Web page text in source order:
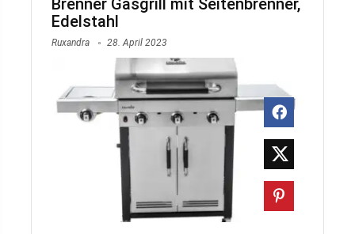
Brenner Gasgrill mit Seitenbrenner,
Edelstahl
Ruxandra 28. April 2023